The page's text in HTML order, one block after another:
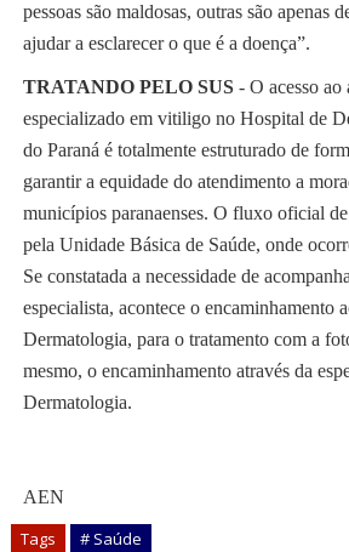
pessoas são maldosas, outras são apenas
ajudar a esclarecer o que é a doença”.
TRATANDO PELO SUS - O acesso
especializado em vitiligo no Hospital de
do Paraná é totalmente estruturado de
garantir a equidade do atendimento a
municípios paranaenses. O fluxo oficial
pela Unidade Básica de Saúde, onde
Se constatada a necessidade de
especialista, acontece o encaminhamento
Dermatologia, para o tratamento com a
mesmo, o encaminhamento através da
Dermatologia.
AEN
Tags # Saúde